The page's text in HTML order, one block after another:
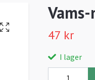
47 kr
I lager